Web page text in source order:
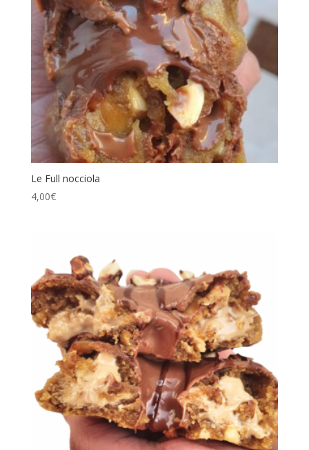
Le Full nocciola
4,00€